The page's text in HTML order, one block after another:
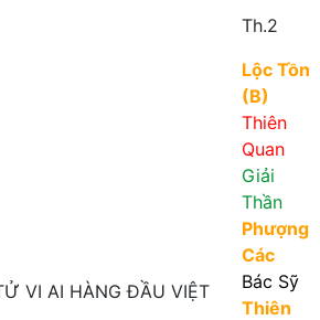
VI AI HÀNG ĐẦU VIỆT
Th.2
Lộc Tồn
(B)
Thiên
Quan
Giải
Thần
Phượng
Các
Bác Sỹ
Thiên